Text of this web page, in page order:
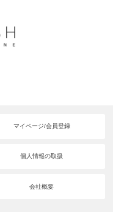
マイページ/会員登録
個人情報の取扱
会社概要